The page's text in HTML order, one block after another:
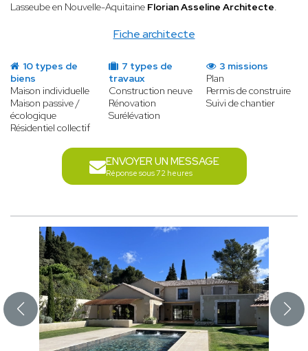
Fiche architecte
Lasseube en Nouvelle-Aquitaine Florian Asseline Architecte.
10 types de
biens
Maison individuelle
Maison passive /
écologique
Résidentiel collectif
7 types de
travaux
Construction neuve
Rénovation
Surélévation
3 missions
Plan
Permis de construire
Suivi de chantier
ENVOYER UN MESSAGE
Réponse sous 72 heures